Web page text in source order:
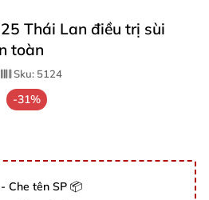
Thái Lan điều trị sùi
toàn
Sku: 5124
-31%
Che tên SP 📦